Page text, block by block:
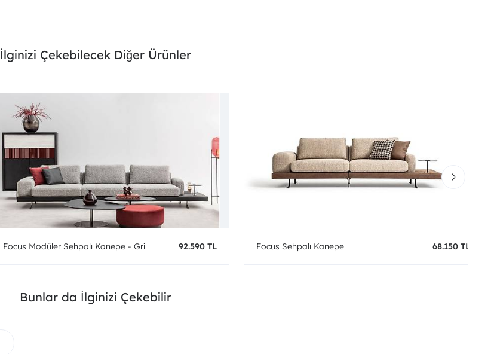
İlginizi Çekebilecek Diğer Ürünler
Focus Modüler Sehpalı Kanepe - Gri 92.590 TL Focus Sehpalı Kanepe 68.150 TL
Bunlar da İlginizi Çekebilir